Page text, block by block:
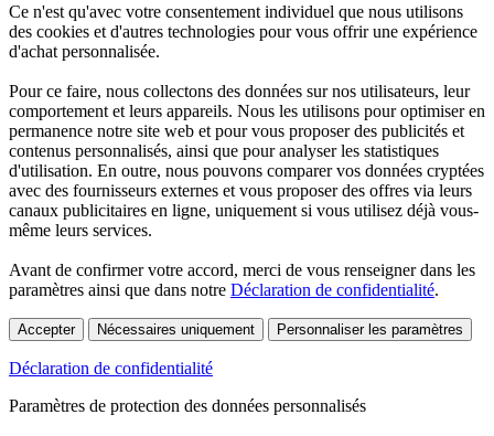
Ce n'est qu'avec votre consentement individuel que nous utilisons
des cookies et d'autres technologies pour vous offrir une expérience
d'achat personnalisée.
Pour ce faire, nous collectons des données sur nos utilisateurs, leur
comportement et leurs appareils. Nous les utilisons pour optimiser en
permanence notre site web et pour vous proposer des publicités et
contenus personnalisés, ainsi que pour analyser les statistiques
d'utilisation. En outre, nous pouvons comparer vos données cryptées
avec des fournisseurs externes et vous proposer des offres via leurs
canaux publicitaires en ligne, uniquement si vous utilisez déjà vous-
même leurs services.
Avant de confirmer votre accord, merci de vous renseigner dans les
paramètres ainsi que dans notre Déclaration de confidentialité.
Accepter Nécessaires uniquement Personnaliser les paramètres
Déclaration de confidentialité
Paramètres de protection des données personnalisés